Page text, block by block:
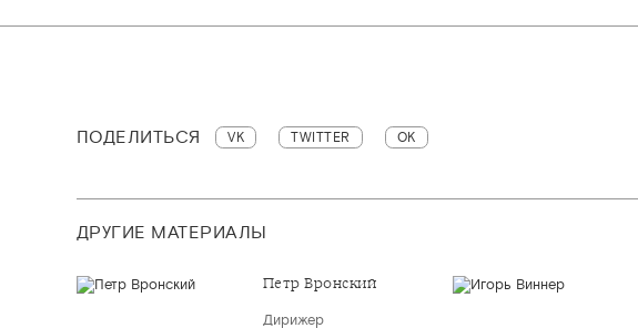
ПОДЕЛИТЬСЯ VK TWITTER OK
ДРУГИЕ МАТЕРИАЛЫ
Петр Вронский
Дирижер